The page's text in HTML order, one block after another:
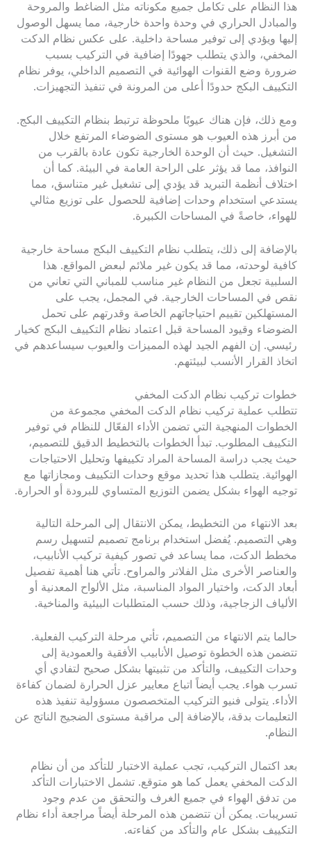
هذا النظام على تكامل جميع مكوناته مثل الضاغط والمروحة
والمبادل الحراري في وحدة واحدة خارجية، مما يسهل الوصول
إليها ويؤدي إلى توفير مساحة داخلية. على عكس نظام الدكت
المخفي، والذي يتطلب جهودًا إضافية في التركيب بسبب
ضرورة وضع القنوات الهوائية في التصميم الداخلي، يوفر نظام
التكييف البكج حدودًا أعلى من المرونة في تنفيذ التجهيزات.
ومع ذلك، فإن هناك عيوبًا ملحوظة ترتبط بنظام التكييف البكج.
من أبرز هذه العيوب هو مستوى الضوضاء المرتفع خلال
التشغيل. حيث أن الوحدة الخارجية تكون عادة بالقرب من
النوافذ، مما قد يؤثر على الراحة العامة في البيئة. كما أن
اختلاف أنظمة التبريد قد يؤدي إلى تشغيل غير متناسق، مما
يستدعي استخدام وحدات إضافية للحصول على توزيع مثالي
للهواء، خاصةً في المساحات الكبيرة.
بالإضافة إلى ذلك، يتطلب نظام التكييف البكج مساحة خارجية
كافية لوحدته، مما قد يكون غير ملائم لبعض المواقع. هذا
السلبية تجعل من النظام غير مناسب للمباني التي تعاني من
نقص في المساحات الخارجية. في المجمل، يجب على
المستهلكين تقييم احتياجاتهم الخاصة وقدرتهم على تحمل
الضوضاء وقيود المساحة قبل اعتماد نظام التكييف البكج كخيار
رئيسي. إن الفهم الجيد لهذه المميزات والعيوب سيساعدهم في
اتخاذ القرار الأنسب لبيئتهم.
خطوات تركيب نظام الدكت المخفي
تتطلب عملية تركيب نظام الدكت المخفي مجموعة من
الخطوات المنهجية التي تضمن الأداء الفعّال للنظام في توفير
التكييف المطلوب. تبدأ الخطوات بالتخطيط الدقيق للتصميم،
حيث يجب دراسة المساحة المراد تكييفها وتحليل الاحتياجات
الهوائية. يتطلب هذا تحديد موقع وحدات التكييف ومجازاتها مع
توجيه الهواء بشكل يضمن التوزيع المتساوي للبرودة أو الحرارة.
بعد الانتهاء من التخطيط، يمكن الانتقال إلى المرحلة التالية
وهي التصميم. يُفضل استخدام برنامج تصميم لتسهيل رسم
مخطط الدكت، مما يساعد في تصور كيفية تركيب الأنابيب،
والعناصر الأخرى مثل الفلاتر والمراوح. تأتي هنا أهمية تفصيل
أبعاد الدكت، واختيار المواد المناسبة، مثل الألواح المعدنية أو
الألياف الزجاجية، وذلك حسب المتطلبات البيئية والمناخية.
حالما يتم الانتهاء من التصميم، تأتي مرحلة التركيب الفعلية.
تتضمن هذه الخطوة توصيل الأنابيب الأفقية والعمودية إلى
وحدات التكييف، والتأكد من تثبيتها بشكل صحيح لتفادي أي
تسرب هواء. يجب أيضاً اتباع معايير عزل الحرارة لضمان كفاءة
الأداء. يتولى فنيو التركيب المتخصصون مسؤولية تنفيذ هذه
التعليمات بدقة، بالإضافة إلى مراقبة مستوى الضجيج الناتج عن
النظام.
بعد اكتمال التركيب، تجب عملية الاختبار للتأكد من أن نظام
الدكت المخفي يعمل كما هو متوقع. تشمل الاختبارات التأكد
من تدفق الهواء في جميع الغرف والتحقق من عدم وجود
تسريبات. يمكن أن تتضمن هذه المرحلة أيضاً مراجعة أداء نظام
التكييف بشكل عام والتأكد من كفاءته.